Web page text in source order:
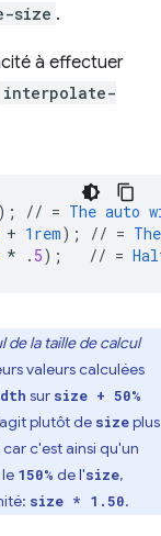
size .
à effectuer
interpolate-
); // = The auto
+ 1rem); // = The
* . 5); // =
de la taille de calcul
valeurs calculées
sur size + 50%
plutôt de sizeplus
c'est ainsi qu'un
150% de l'size,
size * 1.50.